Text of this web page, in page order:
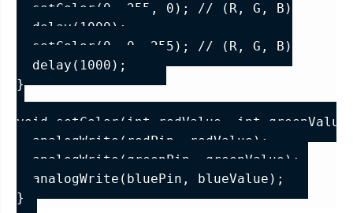
  setColor(0, 255, 0); // (R, G, B)
  delay(1000);
  setColor(0, 0, 255); // (R, G, B)
  delay(1000);
}
void setColor(int redValue, int
  analogWrite(redPin, redValue);
  analogWrite(greenPin, greenValue);
  analogWrite(bluePin, blueValue);